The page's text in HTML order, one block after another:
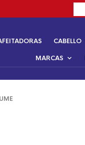
CABELLO
MARCAS